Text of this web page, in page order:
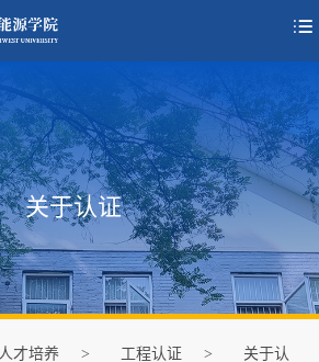

关于认证
人才培养 > 工程认证 >
关于认